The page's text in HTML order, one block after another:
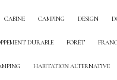
CABINE CAMPING DESIGN
DURABLE FORÊT
HABITATION ALTERNATIVE